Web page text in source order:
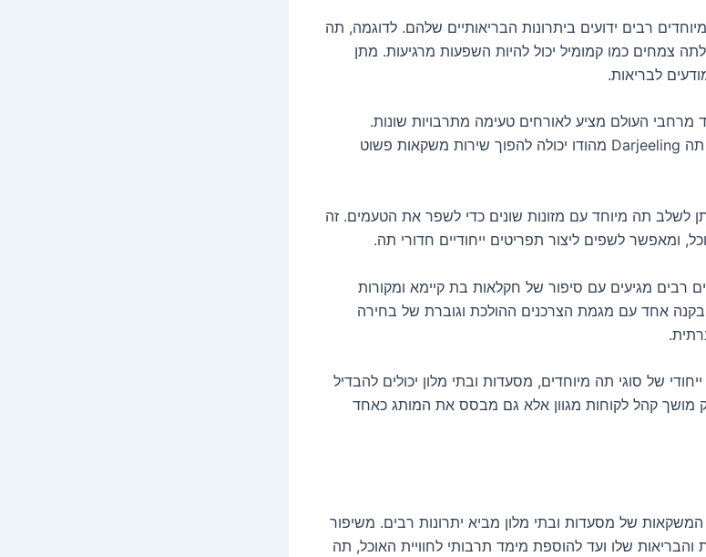
רבים ידועים ביתרונות הבריאותיים שלהם. לדוגמה, תה
צמחים כמו קמומיל יכול להיות השפעות מרגיעות. מתן
לבריאות.
מרחבי העולם מציע לאורחים טעימה מתרבויות שונות.
לדוגמה, הצגת Matcha מיפן או תה Darjeeling מהודו יכולה להפוך שירות משקאות פשוט
ניתן לשלב תה מיוחד עם מזונות שונים כדי לשפר את הטעמים. זה
ומאפשר לשפים ליצור תפריטים ייחודיים חדורי תה.
רבים מגיעים עם סיפור של חקלאות בת קיימא ומקורות
אחד עם מגמת הצרכנים ההולכת וגוברת של בחירה
של סוגי תה מיוחדים, מסעדות ובתי מלון יכולים להבדיל
קהל לקוחות מגוון אלא גם מבסס את המותג כאחד
של מסעדות ובתי מלון מביא יתרונות רבים. משיפור
והבריאות שלו ועד להוספת מימד תרבותי לחוויית האוכל, תה